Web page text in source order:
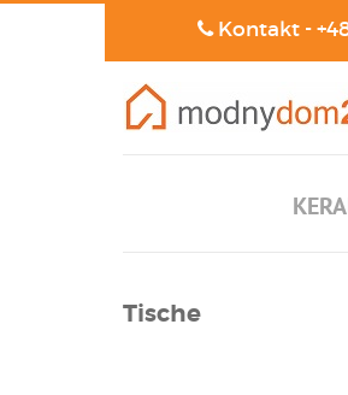
Kontakt -
Tische